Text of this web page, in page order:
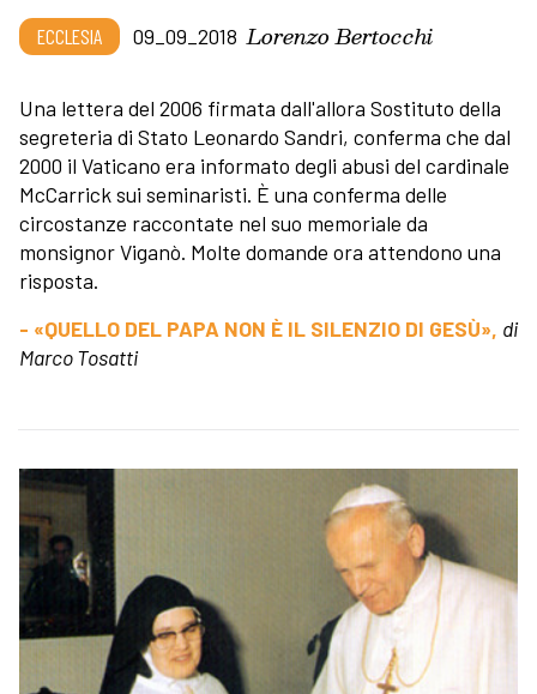
ECCLESIA 09_09_2018 Lorenzo Bertocchi
Una lettera del 2006 firmata dall'allora Sostituto della
segreteria di Stato Leonardo Sandri, conferma che dal
2000 il Vaticano era informato degli abusi del cardinale
McCarrick sui seminaristi. È una conferma delle
circostanze raccontate nel suo memoriale da
monsignor Viganò. Molte domande ora attendono una
risposta.
- «QUELLO DEL PAPA NON È IL SILENZIO DI GESÙ», di
Marco Tosatti